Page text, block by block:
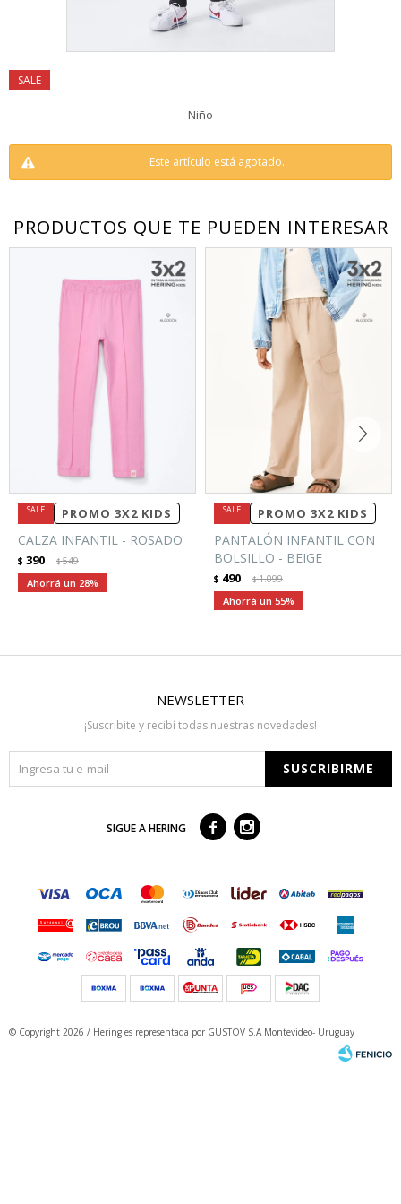
Niño
Este artículo está agotado.
PRODUCTOS QUE TE PUEDEN INTERESAR
PROMO 3X2 KIDS
CALZA INFANTIL - ROSADO
$ 390 $549
28
PROMO 3X2 KIDS
PANTALÓN INFANTIL CON
BOLSILLO - BEIGE
$ 490 $1.099
55
NEWSLETTER
¡Suscribite y recibí todas nuestras novedades!
SUSCRIBIRME
SIGUE A HERING  
© Copyright 2026 / Hering es representada por GUSTOV S.A Montevideo- Uruguay